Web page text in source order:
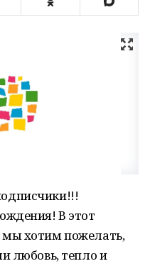
В этот
хотим пожелать,
любовь, тепло и